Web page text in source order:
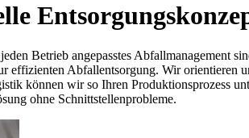
Betrieb angepasstes Abfallmanagement
effizienten Abfallentsorgung. Wir orientieren
können wir so Ihren Produktionsprozess
ohne Schnittstellenprobleme.